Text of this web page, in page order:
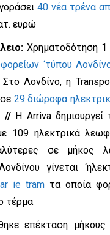
40 νέα τρένα
ευρώ
Χρηματοδότηση 1
‘τύπου
Λονδίνο, η
29 διώροφα
// Η Arriva δημιουργεί
109 ηλεκτρικά
σε μήκος
γίνεται
ie tram τα οποία
τέρμα
επέκταση